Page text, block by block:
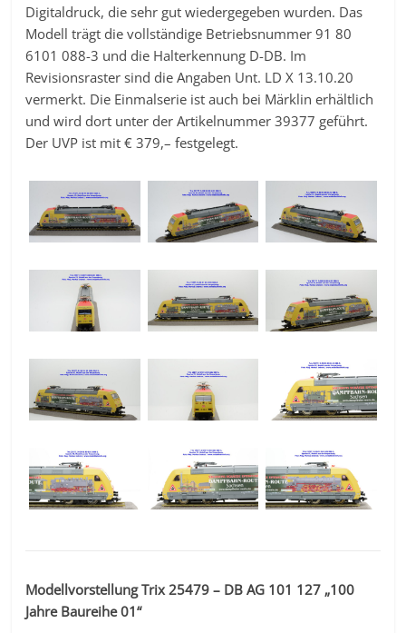
Digitaldruck, die sehr gut wiedergegeben wurden. Das
Modell trägt die vollständige Betriebsnummer 91 80
6101 088-3 und die Halterkennung D-DB. Im
Revisionsraster sind die Angaben Unt. LD X 13.10.20
vermerkt. Die Einmalserie ist auch bei Märklin erhältlich
und wird dort unter der Artikelnummer 39377 geführt.
Der UVP ist mit € 379,– festgelegt.
Modellvorstellung Trix 25479 – DB AG 101 127 „100
Jahre Baureihe 01“